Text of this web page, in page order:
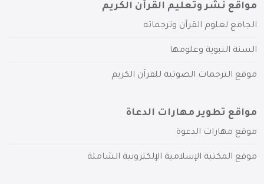
مواقع نشر وتعليم القرآن الكريم
الجامع لعلوم القرآن وترجماته
السنة النبوية وعلومها
موقع الترجمات الصوتية للقرآن الكريم
مواقع تطوير مهارات الدعاة
موقع مهارات الدعوة
موقع المكتبة الإسلامية الإلكترونية الشاملة